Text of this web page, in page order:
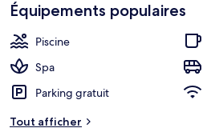
Équipements populaires
Piscine
Spa
Parking gratuit
Tout afficher